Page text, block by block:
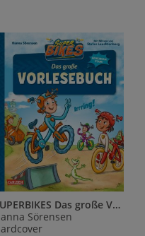
SUPERBIKES Das große Vorlesebuch
Sörensen